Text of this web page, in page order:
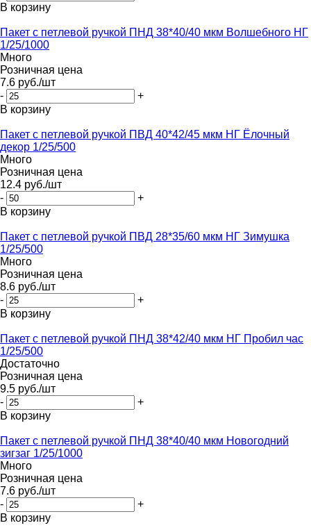
В корзину
Пакет с петлевой ручкой ПНД 38*40/40 мкм Волшебного НГ
1/25/1000
Много
Розничная цена
7.6 руб./шт
-
+
В корзину
Пакет с петлевой ручкой ПВД 40*42/45 мкм НГ Ёлочный
декор 1/25/500
Много
Розничная цена
12.4 руб./шт
-
+
В корзину
Пакет с петлевой ручкой ПВД 28*35/60 мкм НГ Зимушка
1/25/500
Много
Розничная цена
8.6 руб./шт
-
+
В корзину
Пакет с петлевой ручкой ПНД 38*42/40 мкм НГ Пробил час
1/25/500
Достаточно
Розничная цена
9.5 руб./шт
-
+
В корзину
Пакет с петлевой ручкой ПНД 38*40/40 мкм Новогодний
зигзаг 1/25/1000
Много
Розничная цена
7.6 руб./шт
-
+
В корзину